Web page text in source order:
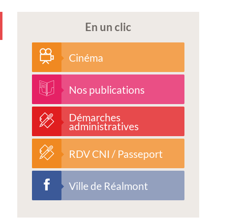
En un clic
Cinéma
Nos publications
Démarches
administratives
RDV CNI / Passeport
Ville de Réalmont